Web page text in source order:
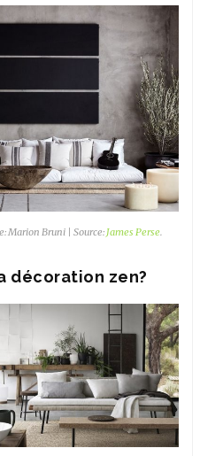
Marion Bruni | Source: James Perse.
décoration zen?